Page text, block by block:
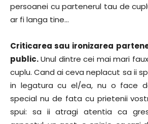
persoanei cu partenerul tau de
ar fi langa tine…
Criticarea sau ironizarea
public.Unul dintre cei mai mari
cuplu. Cand ai ceva neplacut sa ii
in legatura cu el/ea, nu o face
special nu de fata cu prietenii
spui: sa ii atragi atentia ca